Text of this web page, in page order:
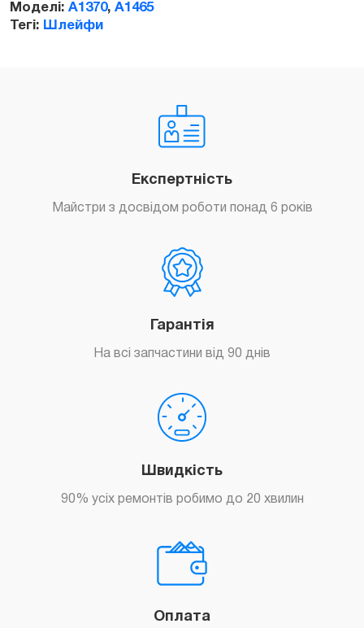
Air
11ᐥ
Моделі: A1370, A1465
Тегі: Шлейфи
Експертність
Майстри з досвідом роботи понад 6 років
Гарантія
На всі запчастини від 90 днів
Швидкість
90% усіх ремонтів робимо до 20 хвилин
Оплата